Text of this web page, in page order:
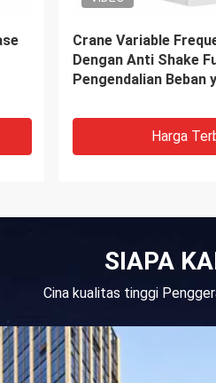
Stasiun Pengisian
Terbarukan yang
Dipasang dengan
Harga
SIAPA
Cina kualitas tinggi